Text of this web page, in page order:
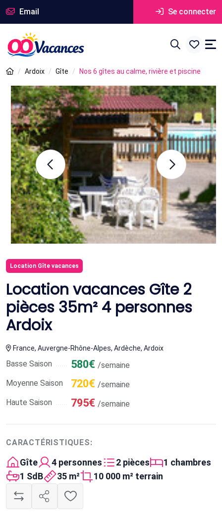
Email Se connecter
Ardoix Gîte Nos 6 gîtes au calme, rivière et piscine
Location Gîte vacances
Location vacances Gîte 2
pièces 35m² 4 personnes
Ardoix
France, Auvergne-Rhône-Alpes, Ardèche, Ardoix
Basse Saison 580€ /semaine
Moyenne Saison
720€ /semaine
Haute Saison
795€ /semaine
CARACTÉRISTIQUES:
Gîte 4 personnes 2 pièces
1 chambres
1 SdB
35 m² 10 000 m² terrain